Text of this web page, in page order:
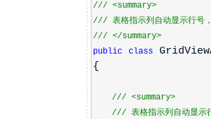
/// <summary>
/// 表格指示列自动显示行号
/// </summary>
public
class
{
/// <summary>
/// 表格指示列自动显示